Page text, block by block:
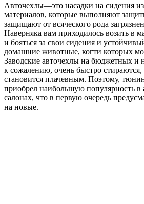
Авточехлы—это насадки на сидения
материалов, которые выполняют
защищают от всяческого рода
Наверняка вам приходилось возить в
и бояться за свои сидения и
домашние животные, когти которых
Заводские авточехлы на бюджетных и
к сожалению, очень быстро
становится плачевным. Поэтому,
приобрел наибольшую популярность в
салонах, что в первую очередь
на новые.